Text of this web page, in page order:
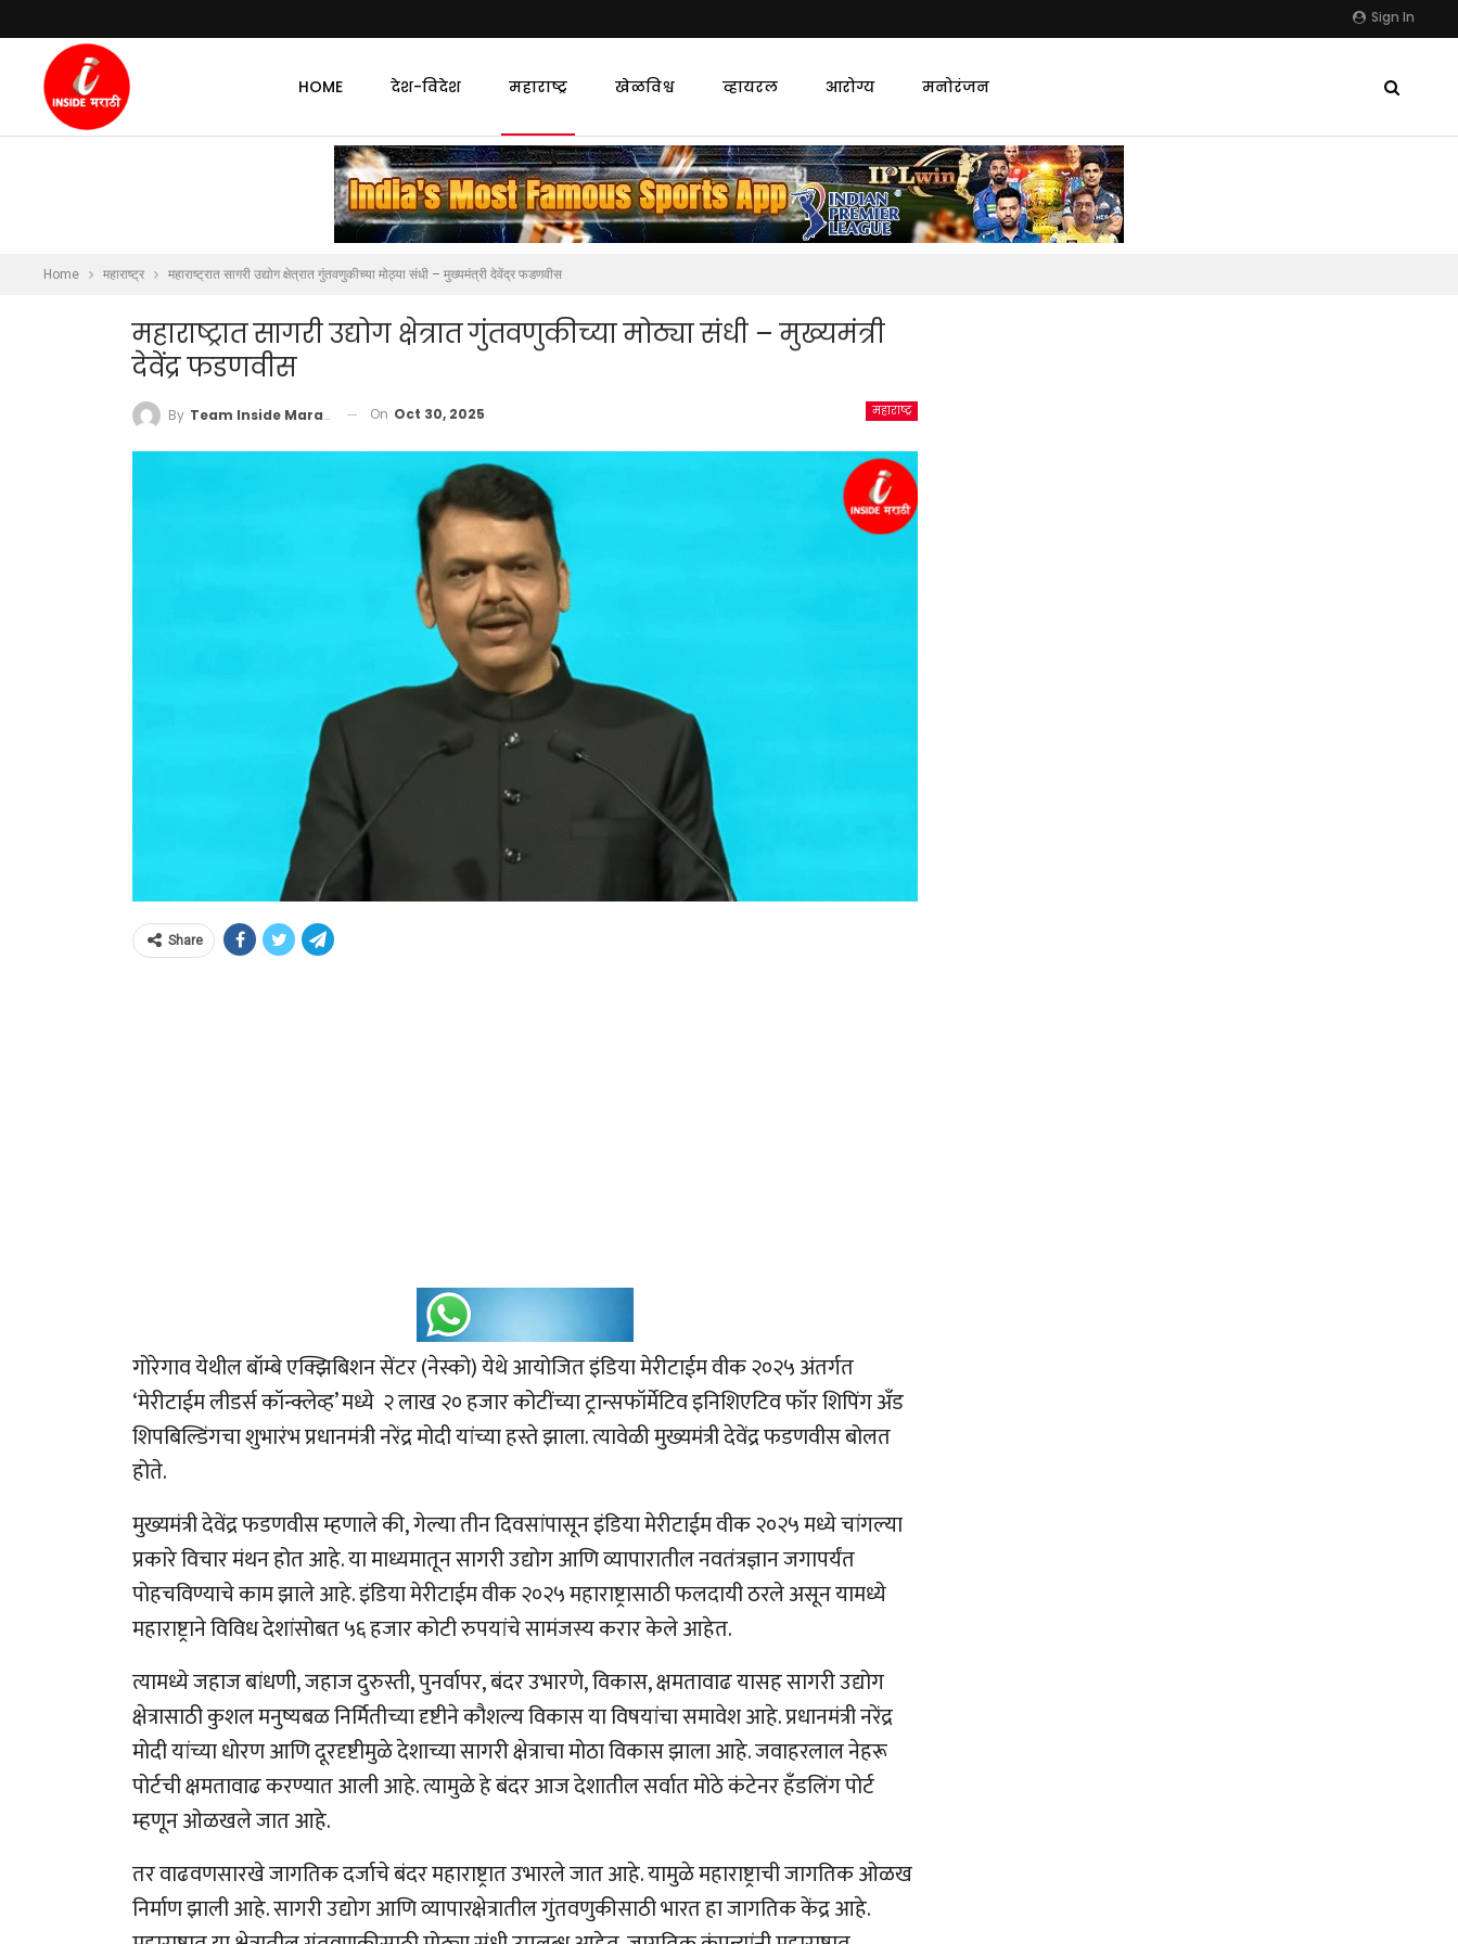
Sign In
HOME देश-विदेश महाराष्ट्र खेळविश्व व्हायरल आरोग्य मनोरंजन
Home महाराष्ट्र महाराष्ट्रात सागरी उद्योग क्षेत्रात गुंतवणुकीच्या मोठ्या संधी – मुख्यमंत्री देवेंद्र फडणवीस
महाराष्ट्रात सागरी उद्योग क्षेत्रात गुंतवणुकीच्या मोठ्या संधी – मुख्यमंत्री
देवेंद्र फडणवीस
महाराष्ट्र
By Team Inside Marathi On Oct 30, 2025
Share
गोरेगाव येथील बॉम्बे एक्झिबिशन सेंटर (नेस्को) येथे आयोजित इंडिया मेरीटाईम वीक २०२५ अंतर्गत
‘मेरीटाईम लीडर्स कॉन्क्लेव्ह’ मध्ये २ लाख २० हजार कोटींच्या ट्रान्सफॉर्मेटिव इनिशिएटिव फॉर शिपिंग अँड
शिपबिल्डिंगचा शुभारंभ प्रधानमंत्री नरेंद्र मोदी यांच्या हस्ते झाला. त्यावेळी मुख्यमंत्री देवेंद्र फडणवीस बोलत
होते.
मुख्यमंत्री देवेंद्र फडणवीस म्हणाले की, गेल्या तीन दिवसांपासून इंडिया मेरीटाईम वीक २०२५ मध्ये चांगल्या
प्रकारे विचार मंथन होत आहे. या माध्यमातून सागरी उद्योग आणि व्यापारातील नवतंत्रज्ञान जगापर्यंत
पोहचविण्याचे काम झाले आहे. इंडिया मेरीटाईम वीक २०२५ महाराष्ट्रासाठी फलदायी ठरले असून यामध्ये
महाराष्ट्राने विविध देशांसोबत ५६ हजार कोटी रुपयांचे सामंजस्य करार केले आहेत.
त्यामध्ये जहाज बांधणी, जहाज दुरुस्ती, पुनर्वापर, बंदर उभारणे, विकास, क्षमतावाढ यासह सागरी उद्योग
क्षेत्रासाठी कुशल मनुष्यबळ निर्मितीच्या दृष्टीने कौशल्य विकास या विषयांचा समावेश आहे. प्रधानमंत्री नरेंद्र
मोदी यांच्या धोरण आणि दूरदृष्टीमुळे देशाच्या सागरी क्षेत्राचा मोठा विकास झाला आहे. जवाहरलाल नेहरू
पोर्टची क्षमतावाढ करण्यात आली आहे. त्यामुळे हे बंदर आज देशातील सर्वात मोठे कंटेनर हँडलिंग पोर्ट
म्हणून ओळखले जात आहे.
तर वाढवणसारखे जागतिक दर्जाचे बंदर महाराष्ट्रात उभारले जात आहे. यामुळे महाराष्ट्राची जागतिक ओळख
निर्माण झाली आहे. सागरी उद्योग आणि व्यापारक्षेत्रातील गुंतवणुकीसाठी भारत हा जागतिक केंद्र आहे.